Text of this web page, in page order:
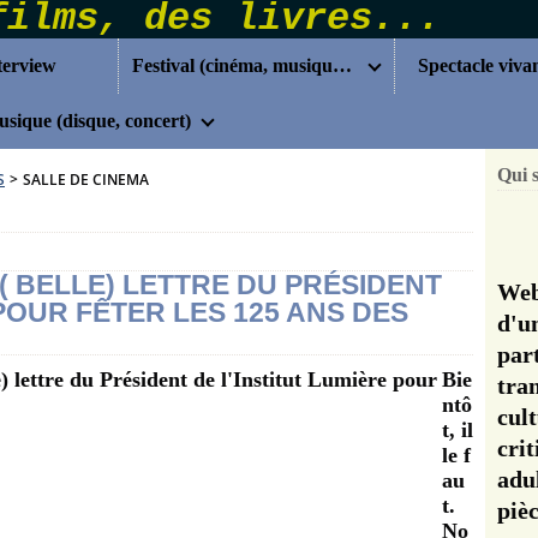
Festival (cinéma, musique...) Spectacle
(disque, concert)
> SALLE DE CINEMA
BELLE) LETTRE DU PRÉSIDENT
FÊTER LES 125 ANS DES
Bie
ntô
t, il
le f
au
t.
No
Qui